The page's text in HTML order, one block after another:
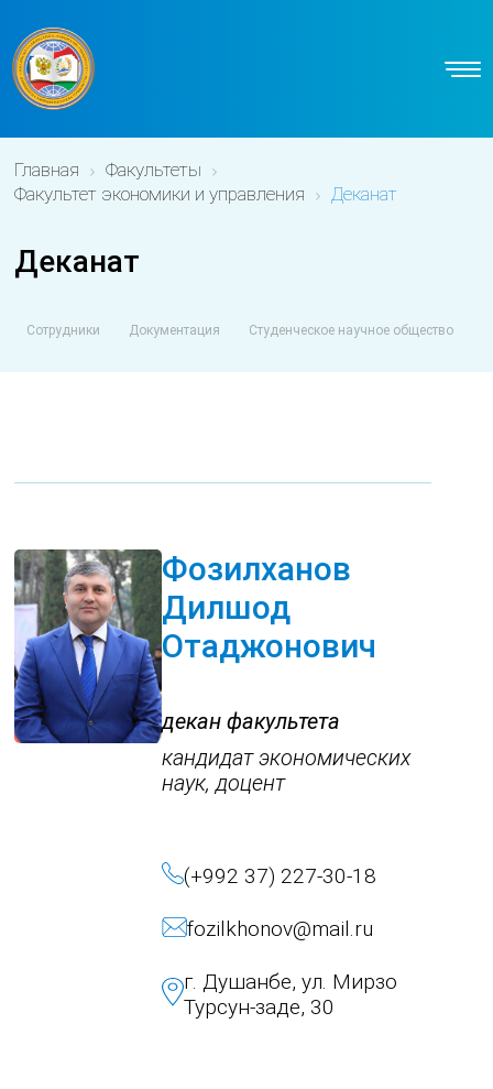
Главная
Факультеты
Факультет экономики и управления
Деканат
Деканат
Сотрудники Документация Студенческое научное общество
Фозилханов
Дилшод
Отаджонович
декан факультета
кандидат экономических
наук, доцент
(+992 37) 227-30-18
fozilkhonov@mail.ru
г. Душанбе, ул. Мирзо
Турсун-заде, 30